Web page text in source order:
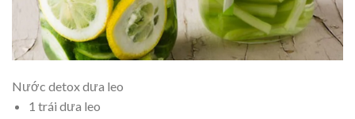
Nước detox dưa leo
1 trái dưa leo